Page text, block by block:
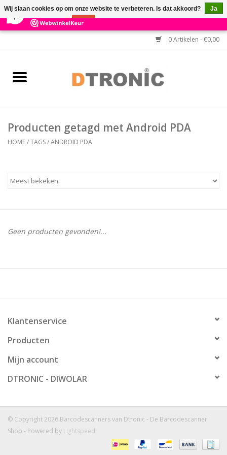
3 Reviews ×
0 Artikelen - €0,00
BARCODESCANNERS
HULP BIJ INSTALLATIE
Producten getagd met Android PDA
HOME/TAGS/ANDROID PDA
Geen producten gevonden!...
Klantenservice
Producten
Mijn account
DTRONIC - DIWOLAR
© Copyright 2026 Barcodescanners van Dtronic - De Barcodescanner
Shop - Powered by Lightspeed
Wij slaan cookies op om onze website te verbeteren. Is dat akkoord?
Ja
Nee